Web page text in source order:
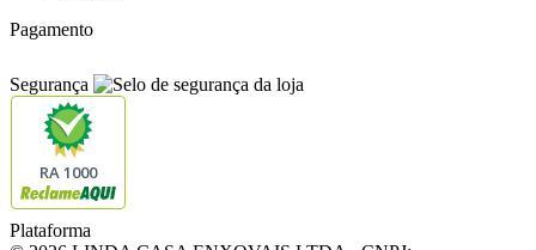
Pagamento
Segurança
RA 1000
Plataforma